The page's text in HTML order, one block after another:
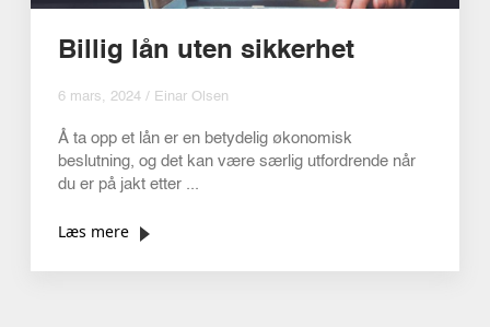
Billig lån uten sikkerhet
6 mars, 2024 / Einar Olsen
Å ta opp et lån er en betydelig økonomisk
beslutning, og det kan være særlig utfordrende når
du er på jakt etter ...
Læs mere